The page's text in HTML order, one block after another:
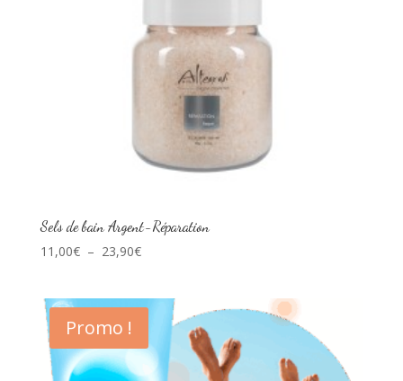
Sels de bain Argent-Réparation
11,00€ – 23,90€Plage
11,00€
23,90€
Promo !